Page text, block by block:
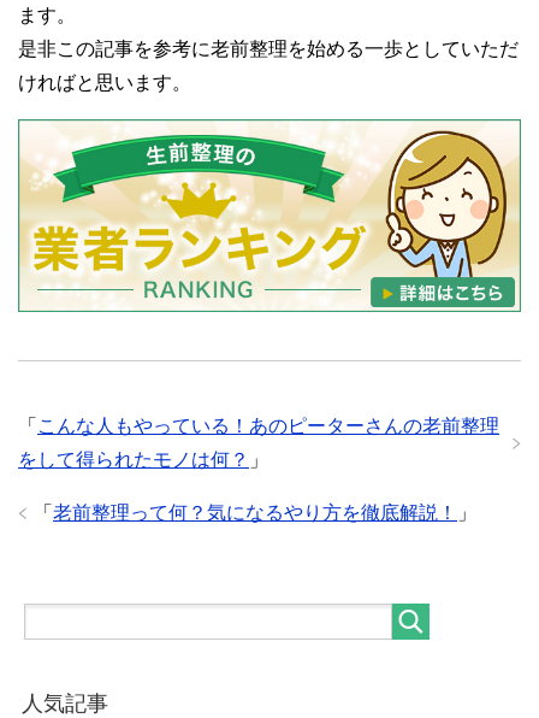
ます。
是非この記事を参考に老前整理を始める一歩としていただ
ければと思います。
「 こんな人もやっている！あのピーターさんの老前整理
をして得られたモノは何？ 」
「 老前整理って何？気になるやり方を徹底解説！ 」
人気記事